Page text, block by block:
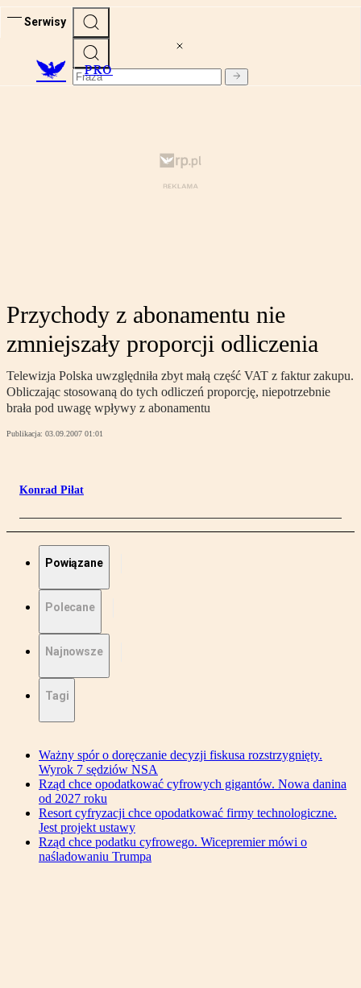
Serwisy
PRO
Przychody z abonamentu nie
zmniejszały proporcji odliczenia
Telewizja Polska uwzględniła zbyt małą część VAT z faktur zakupu.
Obliczając stosowaną do tych odliczeń proporcję, niepotrzebnie
brała pod uwagę wpływy z abonamentu
Publikacja: 03.09.2007 01:01
Konrad Piłat
Powiązane
Polecane
Najnowsze
Tagi
Ważny spór o doręczanie decyzji fiskusa rozstrzygnięty.
Wyrok 7 sędziów NSA
Rząd chce opodatkować cyfrowych gigantów. Nowa danina
od 2027 roku
Resort cyfryzacji chce opodatkować firmy technologiczne.
Jest projekt ustawy
Rząd chce podatku cyfrowego. Wicepremier mówi o
naśladowaniu Trumpa